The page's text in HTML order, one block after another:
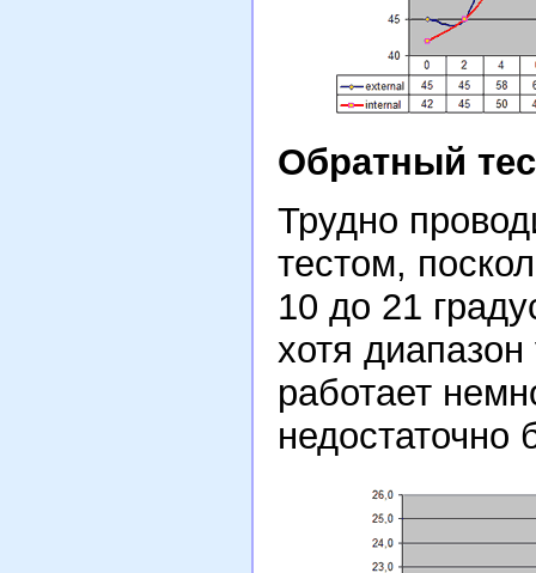
Обратный
Трудно
тестом,
10 до 21
хотя
работает
недостаточно